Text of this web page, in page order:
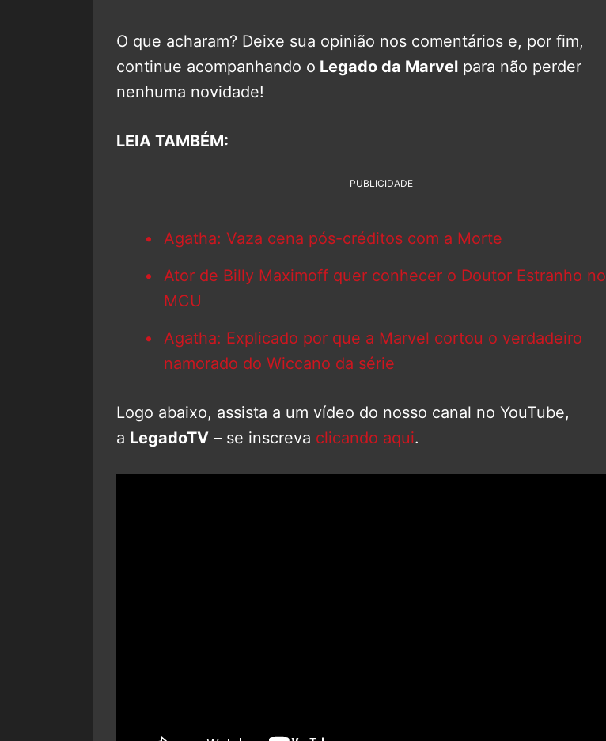
O que acharam? Deixe sua opinião nos comentários e, por fim,
continue acompanhando o Legado da Marvel para não perder
nenhuma novidade!
LEIA TAMBÉM:
PUBLICIDADE
Agatha: Vaza cena pós-créditos com a Morte
Ator de Billy Maximoff quer conhecer o Doutor Estranho no
MCU
Agatha: Explicado por que a Marvel cortou o verdadeiro
namorado do Wiccano da série
Logo abaixo, assista a um vídeo do nosso canal no YouTube,
a LegadoTV – se inscreva clicando aqui.